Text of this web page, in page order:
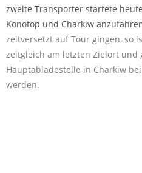
zweite Transporter startete
Konotop und Charkiw
zeitversetzt auf Tour gingen, so
zeitgleich am letzten Zielort und
Hauptabladestelle in Charkiw
werden.